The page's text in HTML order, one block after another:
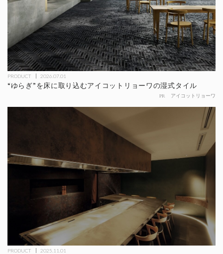
PRODUCT 2026.07.01
“ゆらぎ”を床に取り込むアイコットリョーワの湿式タイル
PR アイコットリョーワ
PRODUCT 2025.11.01